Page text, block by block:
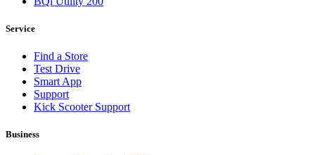
Service
Find a Store
Test Drive
Smart App
Support
Kick Scooter Support
Business